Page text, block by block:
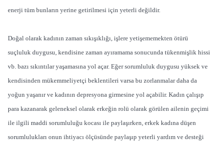
enerji tüm bunların yerine getirilmesi için yeterli değildir.
Doğal olarak kadının zaman sıkışıklığı, işlere yetişememekten ötürü
suçluluk duygusu, kendisine zaman ayıramama sonucunda tükenmişlik hissi
vb. bazı sıkıntılar yaşamasına yol açar. Eğer sorumluluk duygusu yüksek ve
kendisinden mükemmeliyetçi beklentileri varsa bu zorlanmalar daha da
yoğun yaşanır ve kadının depresyona girmesine yol açabilir. Kadın çalışıp
para kazanarak geleneksel olarak erkeğin rolü olarak görülen ailenin geçimi
ile ilgili maddi sorumluluğu kocası ile paylaşırken, erkek kadına düşen
sorumlulukları onun ihtiyacı ölçüsünde paylaşıp yeterli yardım ve desteği